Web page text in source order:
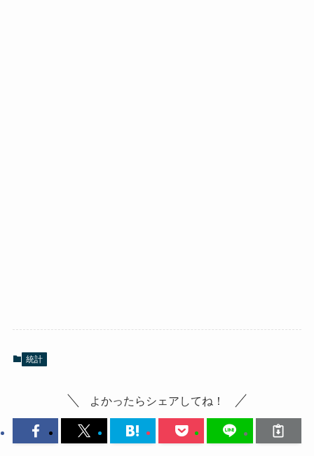
統計
よかったらシェアしてね！